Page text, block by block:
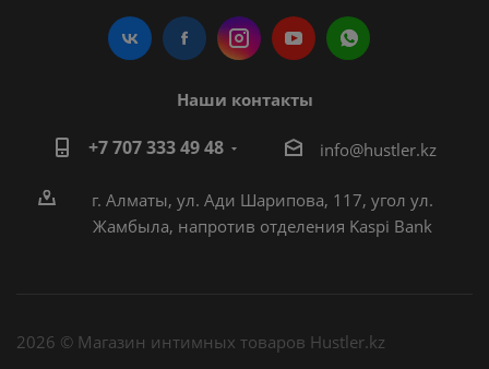
Наши контакты
+7 707 333 49 48 info@hustler.kz
г. Алматы, ул. Ади Шарипова, 117, угол ул.
Жамбыла, напротив отделения Kaspi Bank
2026 © Магазин интимных товаров Hustler.kz